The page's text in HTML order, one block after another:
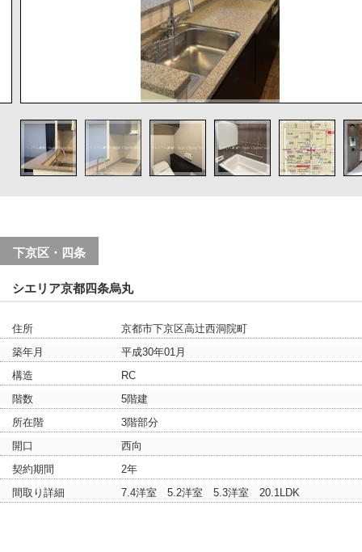
シエリア京都四条烏丸
下京区・四条
住所
京都市下京区高辻西洞院町
築年月
平成30年01月
構造
RC
階数
5階建
所在階
3階部分
開口
西向
契約期間
2年
間取り詳細
7.4洋室 5.2洋室 5.3洋室 20.1LDK